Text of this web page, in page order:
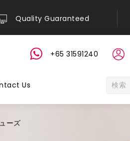
Quality Guaranteed
+65 31591240
Us
ーズ